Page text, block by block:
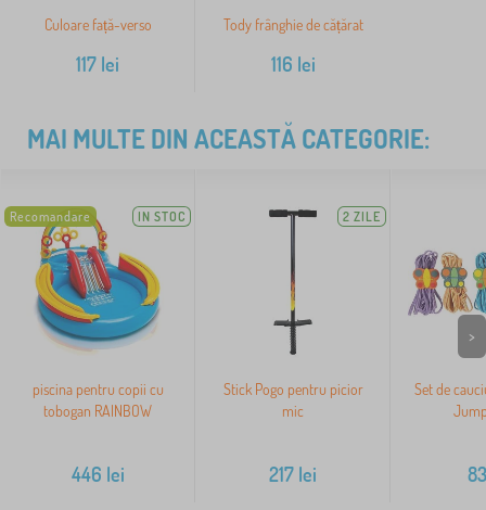
Culoare față-verso
117 lei
Tody frânghie de cățărat
116 lei
MAI MULTE DIN ACEASTĂ CATEGORIE:
Recomandare IN STOC
piscina pentru copii cu
tobogan RAINBOW
446 lei
2 ZILE
Stick Pogo pentru picior
mic
217 lei
Set de
83
>